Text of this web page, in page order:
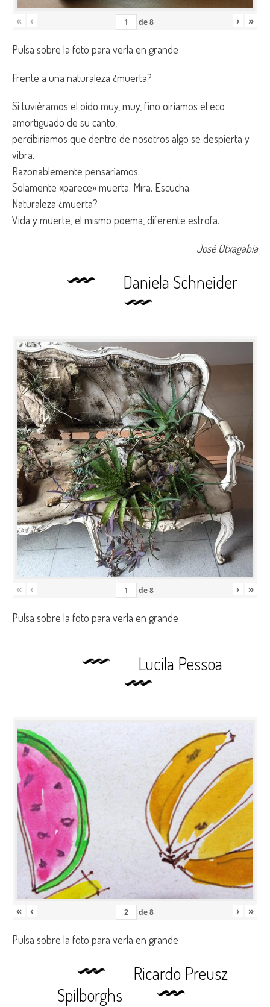
« ‹ de8 › »
Pulsa sobre la foto para verla en grande
Frente a una naturaleza ¿muerta?
Si tuviéramos el oído muy, muy, fino oiríamos el eco
amortiguado de su canto,
percibiríamos que dentro de nosotros algo se despierta y
vibra.
Razonablemente pensaríamos:
Solamente «parece» muerta. Mira. Escucha.
Naturaleza ¿muerta?
Vida y muerte, el mismo poema, diferente estrofa.
José Otxagabia
Daniela Schneider
« ‹ de8 › »
Pulsa sobre la foto para verla en grande
Lucila Pessoa
« ‹ de8 › »
Pulsa sobre la foto para verla en grande
Ricardo Preusz
Spilborghs